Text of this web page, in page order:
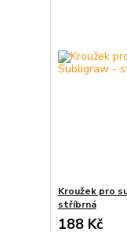
Kroužek pro
stříbrná
188 Kč